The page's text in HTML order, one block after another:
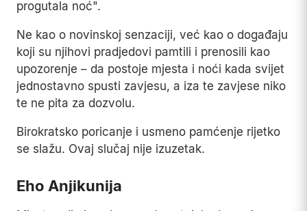
progutala noć".
Ne kao o novinskoj senzaciji, već kao o događaju
koji su njihovi pradjedovi pamtili i prenosili kao
upozorenje – da postoje mjesta i noći kada svijet
jednostavno spusti zavjesu, a iza te zavjese niko
te ne pita za dozvolu.
Birokratsko poricanje i usmeno pamćenje rijetko
se slažu. Ovaj slučaj nije izuzetak.
Eho Anjikunija